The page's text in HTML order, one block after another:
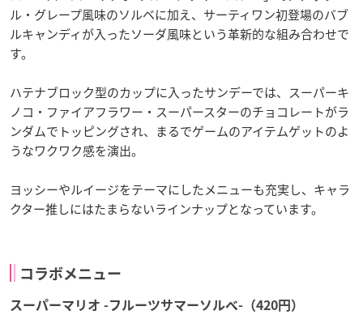
ル・グレープ風味のソルベに加え、サーティワン初登場のバブ
ルキャンディが入ったソーダ風味という革新的な組み合わせで
す。
ハテナブロック型のカップに入ったサンデーでは、スーパーキ
ノコ・ファイアフラワー・スーパースターのチョコレートがラ
ンダムでトッピングされ、まるでゲームのアイテムゲットのよ
うなワクワク感を演出。
ヨッシーやルイージをテーマにしたメニューも充実し、キャラ
クター推しにはたまらないラインナップとなっています。
コラボメニュー
スーパーマリオ -フルーツサマーソルベ-（420円）